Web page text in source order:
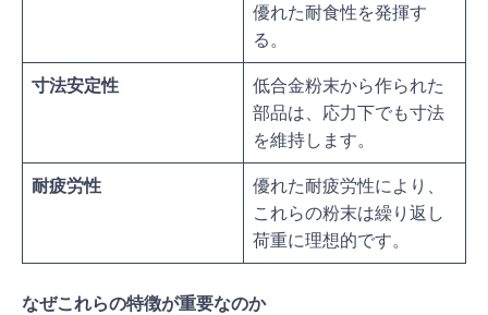
優れた耐食性を発揮す
る。
寸法安定性
低合金粉末から作られた
部品は、応力下でも寸法
を維持します。
耐疲労性
優れた耐疲労性により、
これらの粉末は繰り返し
荷重に理想的です。
なぜこれらの特徴が重要なのか